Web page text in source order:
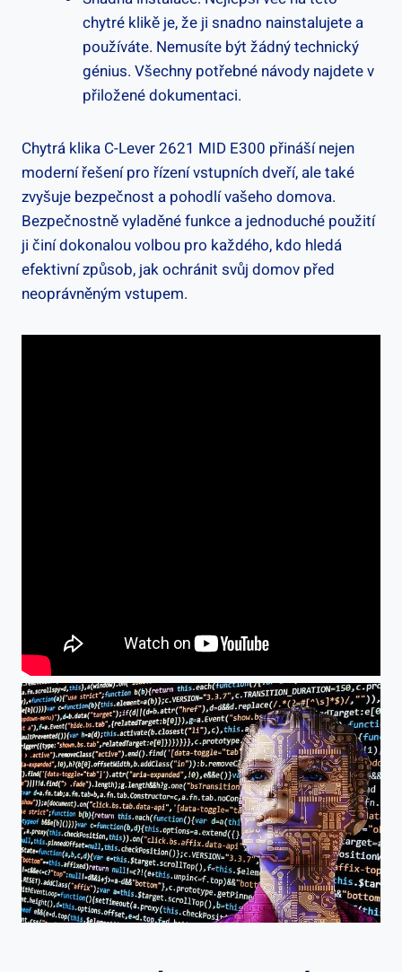
chytré klikě je, že ji snadno nainstalujete a
používáte. Nemusíte být žádný technický
⁣génius. Všechny potřebné návody najdete v
přiložené‍ dokumentaci.
Chytrá‍ klika C-Lever ‌2621 MID E300 přináší nejen
moderní řešení pro řízení vstupních dveří, ale ‍také
zvyšuje bezpečnost a pohodlí vašeho domova.
Bezpečnostně vyladěné funkce ⁢a jednoduché použití
ji činí dokonalou ⁤volbou pro každého, kdo hledá
efektivní způsob,‌ jak ochránit svůj domov před
neoprávněným vstupem.